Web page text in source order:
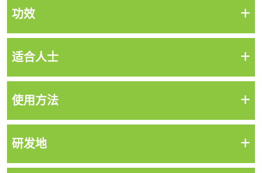
功效 +
适合人士 +
使用方法 +
研发地 +